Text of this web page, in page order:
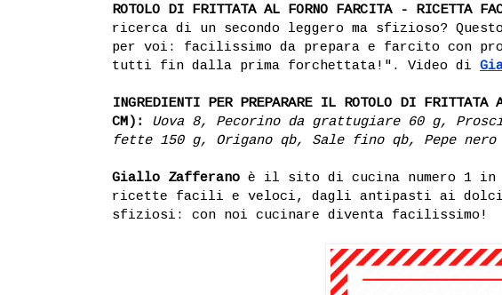
ROTOLO DI FRITTATA AL FORNO FARCITA - RICETTA
ricerca di un secondo leggero ma sfizioso?
per voi: facilissimo da prepara e farcito con
tutti fin dalla prima forchettata!". Video di
INGREDIENTI PER PREPARARE IL ROTOLO DI
CM):
Uova 8, Pecorino da grattugiare 60 g,
fette 150 g, Origano qb, Sale fino qb, Pepe
Giallo Zafferano è il sito di cucina numero 1
ricette facili e veloci, dagli antipasti ai dolci
sfiziosi: con noi cucinare diventa facilissimo!